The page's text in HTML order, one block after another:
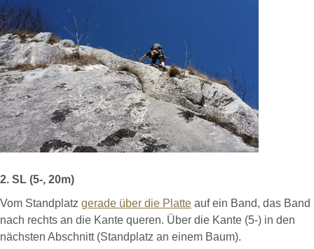
2. SL (5-, 20m)
Vom Standplatz gerade über die Platte auf ein Band, das Band
nach rechts an die Kante queren. Über die Kante (5-) in den
nächsten Abschnitt (Standplatz an einem Baum).